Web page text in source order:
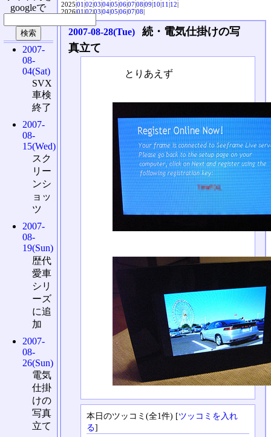
2025|01|02|03|04|05|06|07|08|09|10|11|12|
2026|01|02|03|04|05|06|07|08|
2007-08-28(Tue)
続・電気仕掛けの写
真立て
とりあえず
本日のツッコミ(全1件) [ツッコミを入れ
る]
googleで
2007-
08-
04(Sat)
SVX
車検
終了
2007-
08-
15(Wed)
スク
リー
ンシ
ョッ
ツ
2007-
08-
19(Sun)
歴代
愛車
シリ
ーズ
に追
加
2007-
08-
26(Sun)
電気
仕掛
けの
写真
立て